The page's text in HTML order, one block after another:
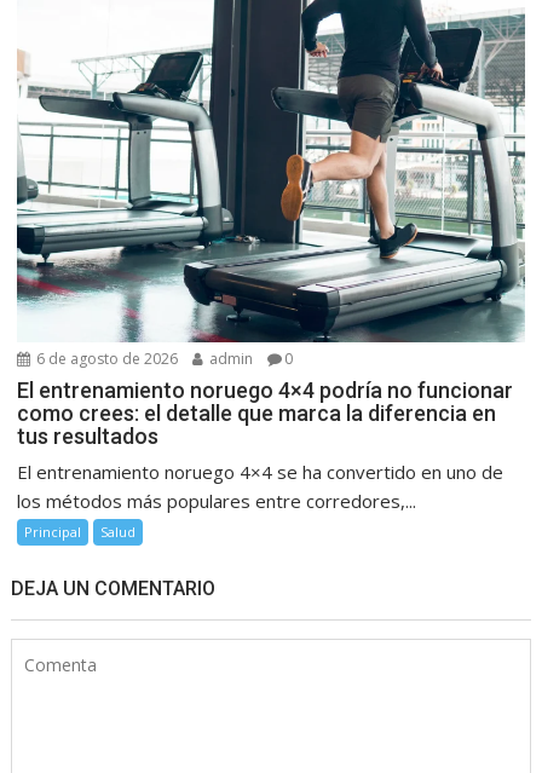
6 de agosto de 2026 admin 0
El entrenamiento noruego 4×4 podría no funcionar
como crees: el detalle que marca la diferencia en
tus resultados
El entrenamiento noruego 4×4 se ha convertido en uno de
los métodos más populares entre corredores,...
Principal Salud
DEJA UN COMENTARIO